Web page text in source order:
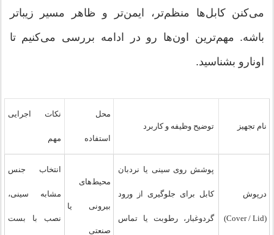
می‌کنن کابل‌ها منظم‌تر، ایمن‌تر و ظاهر مسیر زیباتر
باشه. مهم‌ترین اون‌ها رو در ادامه بررسی می‌کنیم تا
اونارو بشناسید.
نام تجهیز توضیح وظیفه و کاربرد
محل
استفاده
نکات اجرایی
مهم
درپوش
(Cover / Lid)
پوشش روی سینی یا نردبان
کابل برای جلوگیری از ورود
گردوغبار، رطوبت یا تماس
محیط‌های
بیرونی یا
صنعتی
انتخاب جنس
مشابه سینی،
نصب با بست